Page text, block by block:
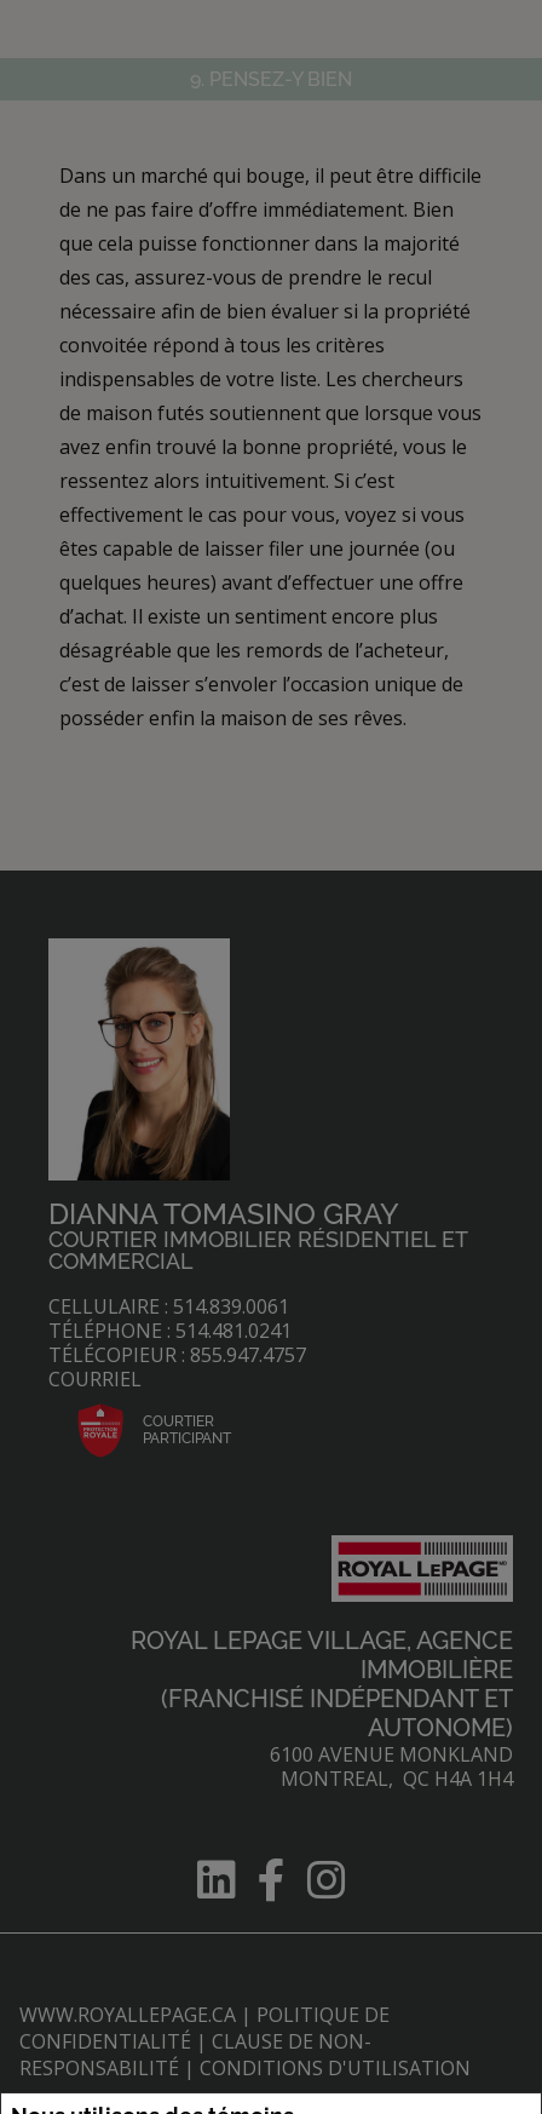
9. PENSEZ-Y BIEN
Dans un marché qui bouge, il peut être difficile
de ne pas faire d’offre immédiatement. Bien
que cela puisse fonctionner dans la majorité
des cas, assurez-vous de prendre le recul
nécessaire afin de bien évaluer si la propriété
convoitée répond à tous les critères
indispensables de votre liste. Les chercheurs
de maison futés soutiennent que lorsque vous
avez enfin trouvé la bonne propriété, vous le
ressentez alors intuitivement. Si c’est
effectivement le cas pour vous, voyez si vous
êtes capable de laisser filer une journée (ou
quelques heures) avant d’effectuer une offre
d’achat. Il existe un sentiment encore plus
désagréable que les remords de l’acheteur,
c’est de laisser s’envoler l’occasion unique de
posséder enfin la maison de ses rêves.
DIANNA TOMASINO GRAY
COURTIER IMMOBILIER RÉSIDENTIEL ET
COMMERCIAL
CELLULAIRE : 514.839.0061
TÉLÉPHONE : 514.481.0241
TÉLÉCOPIEUR : 855.947.4757
COURRIEL
COURTIER
PARTICIPANT
ROYAL LEPAGE VILLAGE, AGENCE
IMMOBILIÈRE
(FRANCHISÉ INDÉPENDANT ET
AUTONOME)
6100 AVENUE MONKLAND
MONTREAL, QC H4A 1H4
WWW.ROYALLEPAGE.CA | POLITIQUE DE
CONFIDENTIALITÉ | CLAUSE DE NON-
RESPONSABILITÉ | CONDITIONS D'UTILISATION